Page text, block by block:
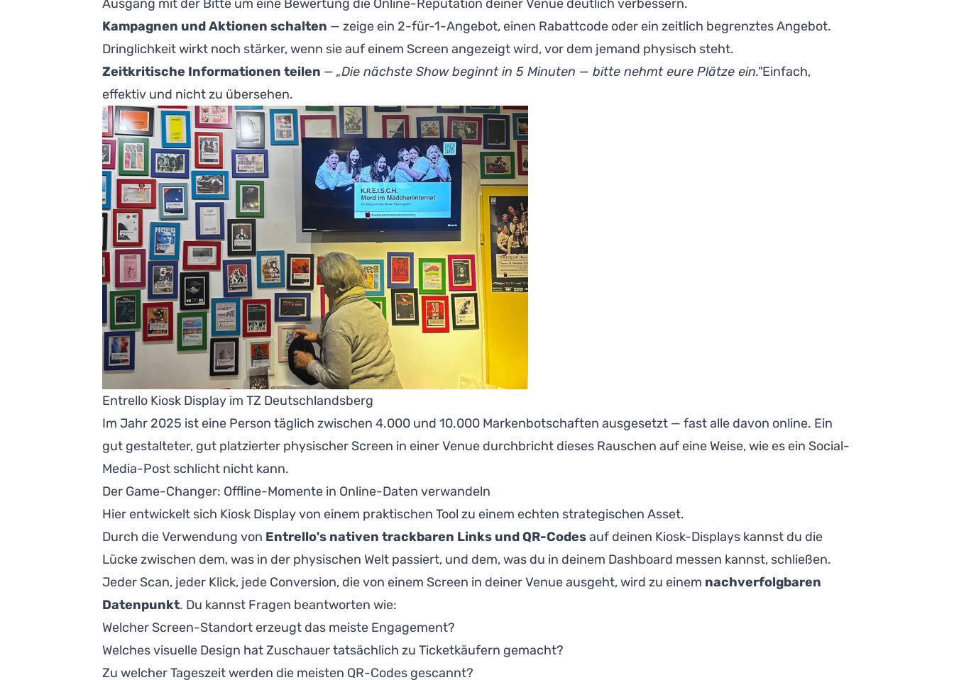
Ausgang mit der Bitte um eine Bewertung die Online-Reputation deiner Venue deutlich verbessern.
Kampagnen und Aktionen schalten — zeige ein 2-für-1-Angebot, einen Rabattcode oder ein zeitlich begrenztes Angebot.
Dringlichkeit wirkt noch stärker, wenn sie auf einem Screen angezeigt wird, vor dem jemand physisch steht.
Zeitkritische Informationen teilen — „Die nächste Show beginnt in 5 Minuten — bitte nehmt eure Plätze ein."Einfach,
effektiv und nicht zu übersehen.
Entrello Kiosk Display im TZ Deutschlandsberg
Im Jahr 2025 ist eine Person täglich zwischen 4.000 und 10.000 Markenbotschaften ausgesetzt — fast alle davon online. Ein
gut gestalteter, gut platzierter physischer Screen in einer Venue durchbricht dieses Rauschen auf eine Weise, wie es ein Social-
Media-Post schlicht nicht kann.
Der Game-Changer: Offline-Momente in Online-Daten verwandeln
Hier entwickelt sich Kiosk Display von einem praktischen Tool zu einem echten strategischen Asset.
Durch die Verwendung von Entrello's nativen trackbaren Links und QR-Codesauf deinen Kiosk-Displays kannst du die
Lücke zwischen dem, was in der physischen Welt passiert, und dem, was du in deinem Dashboard messen kannst, schließen.
Jeder Scan, jeder Klick, jede Conversion, die von einem Screen in deiner Venue ausgeht, wird zu einem nachverfolgbaren
Datenpunkt. Du kannst Fragen beantworten wie:
Welcher Screen-Standort erzeugt das meiste Engagement?
Welches visuelle Design hat Zuschauer tatsächlich zu Ticketkäufern gemacht?
Zu welcher Tageszeit werden die meisten QR-Codes gescannt?